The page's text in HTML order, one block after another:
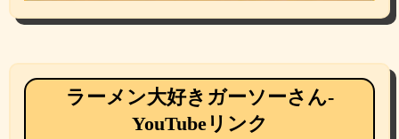
ラーメン大好きガーソーさん-
YouTubeリンク